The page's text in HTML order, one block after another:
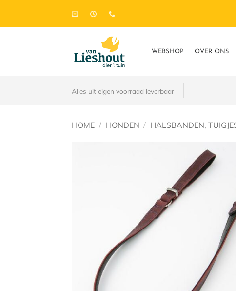
inhoud
WEBSHOP OVER ONS
Alles uit eigen voorraad leverbaar
HOME / HONDEN / HALSBANDEN,